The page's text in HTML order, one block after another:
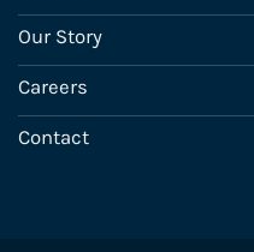
Our Story
Careers
Contact